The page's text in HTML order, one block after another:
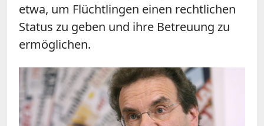
etwa, um Flüchtlingen einen rechtlichen
Status zu geben und ihre Betreuung zu
ermöglichen.